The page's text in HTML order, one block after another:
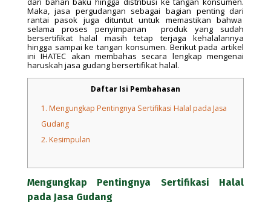
Maka, jasa pergudangan sebagai bagian penting dari
rantai pasok juga dituntut untuk memastikan bahwa
selama proses penyimpanan produk yang sudah
bersertifikat halal masih tetap terjaga kehalalannya
hingga sampai ke tangan konsumen. Berikut pada artikel
ini IHATEC akan membahas secara lengkap mengenai
haruskah jasa gudang bersertifikat halal.
Daftar Isi Pembahasan
1. Mengungkap Pentingnya Sertifikasi Halal pada Jasa
Gudang
2. Kesimpulan
Mengungkap Pentingnya Sertifikasi Halal
pada Jasa Gudang